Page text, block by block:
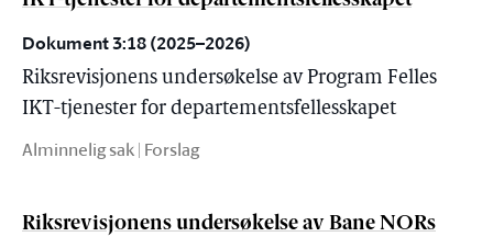
Dokument 3:18 (2025–2026)
Riksrevisjonens undersøkelse av Program Felles
IKT-tjenester for departementsfellesskapet
Alminnelig sak | Forslag
Riksrevisjonens undersøkelse av Bane NORs